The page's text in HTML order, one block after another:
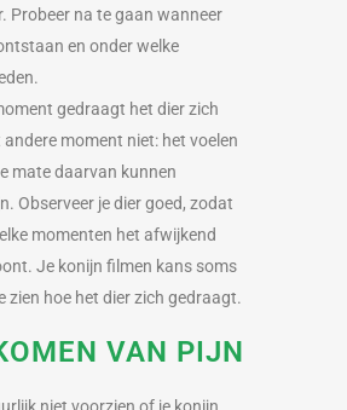
Probeer na te gaan wanneer
en onder welke
gedraagt het dier zich
moment niet: het voelen
mate daarvan kunnen
Observeer je dier goed, zodat
momenten het afwijkend
Je konijn filmen kans soms
zien hoe het dier zich gedraagt.
VAN PIJN